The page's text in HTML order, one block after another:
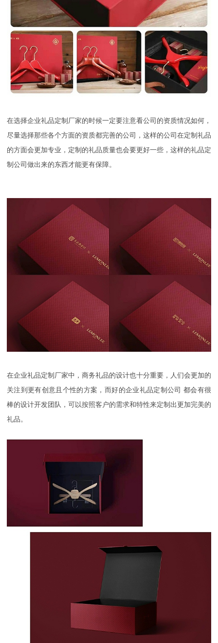
在选择企业礼品定制厂家的时候一定要注意看公司的资质情况如何，
尽量选择那些各个方面的资质都完善的公司，这样的公司在定制礼品
的方面会更加专业，定制的礼品质量也会要更好一些 ， 这样的礼品定
制公司做出来的东西才能更有保障。
在企业礼品定制厂家中，商务礼品的设计也十分重要，人们会更加的
关注到更有创意且个性的方案，而好的企业礼品定制公司 都会有很
棒的设计开发团队，可以按照客户的需求和特性来定制出更加完美的
礼品。